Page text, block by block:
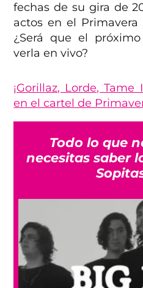
fechas de su gira de
actos en el Primavera
¿Será que el
verla en vivo?
¡Gorillaz, Lorde,
en el cartel de
Todo lo que
necesitas saber